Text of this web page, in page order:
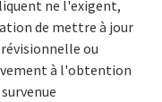
ne l'exigent,
de mettre à jour
ou
à l'obtention